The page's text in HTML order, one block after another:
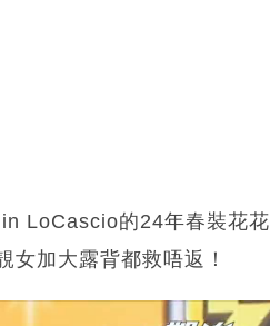
LoCascio的24年春裝花花
加大露背都救唔返！